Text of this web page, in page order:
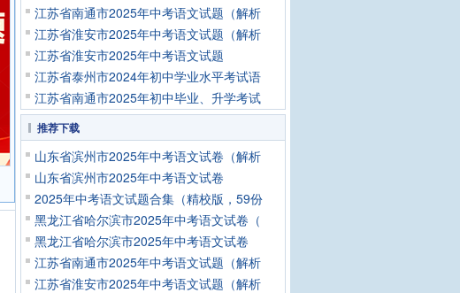
江苏省南通市2025年中考语文试题（解析
江苏省淮安市2025年中考语文试题（解析
江苏省淮安市2025年中考语文试题
江苏省泰州市2024年初中学业水平考试语
江苏省南通市2025年初中毕业、升学考试
推荐下载
山东省滨州市2025年中考语文试卷（解析
山东省滨州市2025年中考语文试卷
2025年中考语文试题合集（精校版，59份
黑龙江省哈尔滨市2025年中考语文试卷（
黑龙江省哈尔滨市2025年中考语文试卷
江苏省南通市2025年中考语文试题（解析
江苏省淮安市2025年中考语文试题（解析